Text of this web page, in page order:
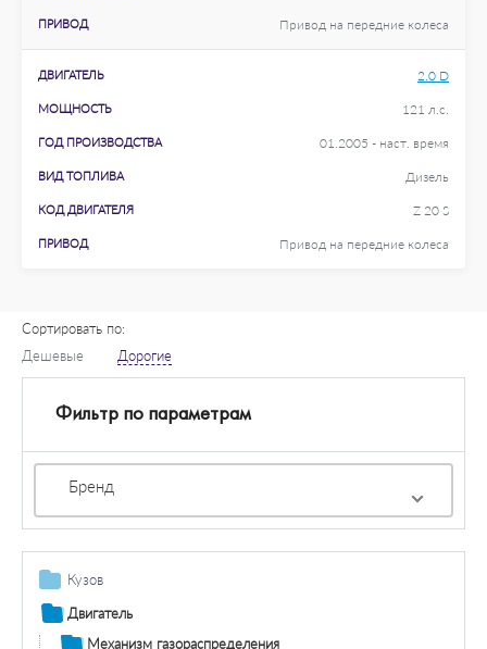
ПРИВОД Привод на передние колеса
ДВИГАТЕЛЬ 2.0 D
МОЩНОСТЬ 121 л.с.
ГОД ПРОИЗВОДСТВА 01.2005 - наст. время
ВИД ТОПЛИВА Дизель
КОД ДВИГАТЕЛЯ Z 20 S
ПРИВОД Привод на передние колеса
Сортировать по:
Дешевые
Дорогие
Фильтр по параметрам
Бренд
Кузов
Дополнительная фара / комплектующие
Система освещения / сигнализация
Двигатель
Механизм газораспределения